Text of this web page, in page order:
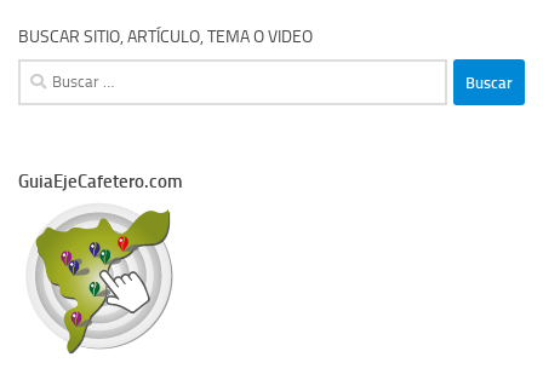
BUSCAR SITIO, ARTÍCULO, TEMA O VIDEO
Buscar:
GuiaEjeCafetero.com